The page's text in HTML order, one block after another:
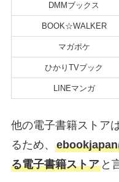
DMMブックス
BOOK☆WALKER
マガポケ
ひかりTVブック
LINEマンガ
他の電子書籍ストア
るため、 ebookjapan
る電子書籍ストアと